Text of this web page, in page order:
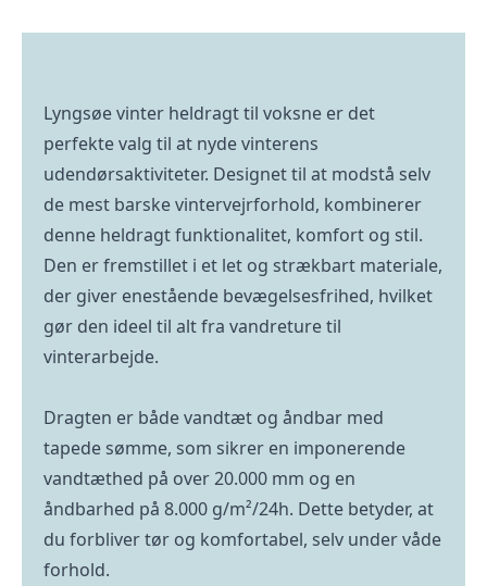
Lyngsøe vinter heldragt til voksne er det
perfekte valg til at nyde vinterens
udendørsaktiviteter. Designet til at modstå selv
de mest barske vintervejrforhold, kombinerer
denne heldragt funktionalitet, komfort og stil.
Den er fremstillet i et let og strækbart materiale,
der giver enestående bevægelsesfrihed, hvilket
gør den ideel til alt fra vandreture til
vinterarbejde.
Dragten er både vandtæt og åndbar med
tapede sømme, som sikrer en imponerende
vandtæthed på over 20.000 mm og en
åndbarhed på 8.000 g/m²/24h. Dette betyder, at
du forbliver tør og komfortabel, selv under våde
forhold.